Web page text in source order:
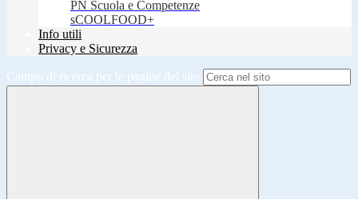
PN Scuola e Competenze
sCOOLFOOD+
Info utili
Privacy e Sicurezza
Campo di ricerca per le pagine del sito